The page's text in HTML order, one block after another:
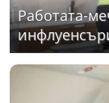
Работата-